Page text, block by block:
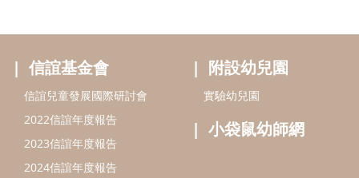
信誼基金會
信誼兒童發展國際研討會
2022信誼年度報告
2023信誼年度報告
2024信誼年度報告
附設幼兒園
實驗幼兒園
小袋鼠幼師網